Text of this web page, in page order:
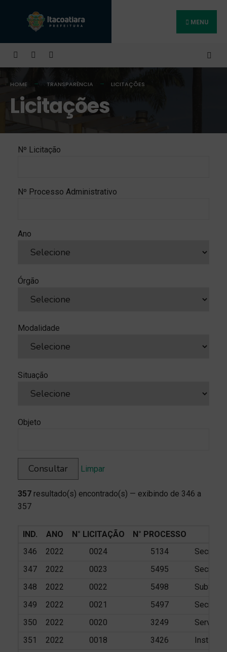
MENU
HOME TRANSPARÊNCIA LICITAÇÕES
Licitações
Nº Licitação
Nº Processo Administrativo
Ano
Órgão
Modalidade
Situação
Objeto
Consultar Limpar
357 resultado(s) encontrado(s) — exibindo de 346 a
357
IND. ANO N° LICITAÇÃO
N° PROCESSO
346
2022 0024 5134
347
2022 0023 5495
348
2022 0022 5498
349
2022 0021 5497
350
2022 0020 3249
Serviço
351
2022 0018 3426
Instituto
Buscar